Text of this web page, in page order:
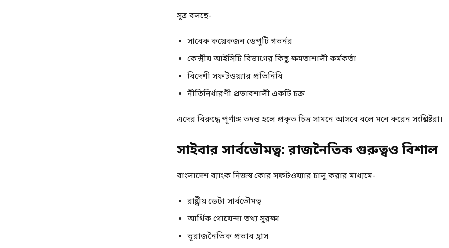
সূত্র বলছে-
সাবেক কয়েকজন ডেপুটি গভর্নর
কেন্দ্রীয় আইসিটি বিভাগের কিছু ক্ষমতাশালী কর্মকর্তা
বিদেশী সফটওয়্যার প্রতিনিধি
নীতিনির্ধারণী প্রভাবশালী একটি চক্র
এদের বিরুদ্ধে পূর্ণাঙ্গ তদন্ত হলে প্রকৃত চিত্র সামনে আসবে বলে মনে করেন সংশ্লিষ্টরা।
সাইবার সার্বভৌমত্ব: রাজনৈতিক গুরুত্বও বিশাল
বাংলাদেশ ব্যাংক নিজস্ব কোর সফটওয়্যার চালু করার মাধ্যমে-
রাষ্ট্রীয় ডেটা সার্বভৌমত্ব
আর্থিক গোয়েন্দা তথ্য সুরক্ষা
ভূরাজনৈতিক প্রভাব হ্রাস